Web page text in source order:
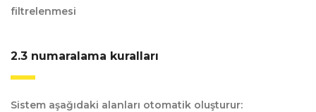
filtrelenmesi
2.3 numaralama kuralları
Sistem aşağıdaki alanları otomatik oluşturur: